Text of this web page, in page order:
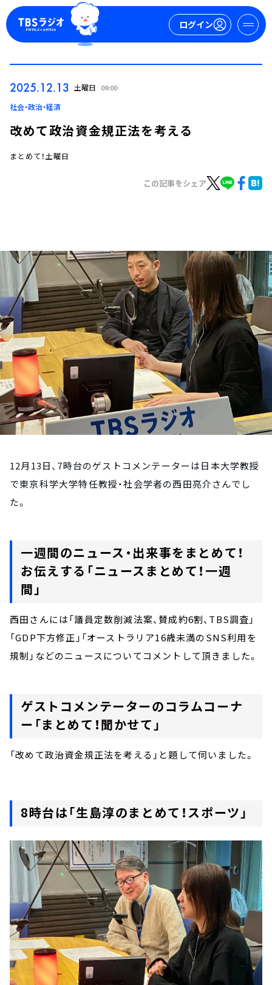
ログイン
トピックス
TBS Podcast
お知らせ
イベント・グッズ
YouTube
会社情報
2025.12.13 土曜日 09:00
社会・政治・経済
改めて政治資金規正法を考える
まとめて！土曜日
この記事をシェア
12月13日、7時台のゲストコメンテーターは日本大学教授
で東京科学大学特任教授・社会学者の西田亮介さんでし
た。
一週間のニュース・出来事をまとめて！
お伝えする「ニュースまとめて！一週
間」
西田さんには「議員定数削減法案、賛成約6割、TBS調査」
「GDP下方修正」「オーストラリア16歳未満のSNS利用を
規制」などのニュースについてコメントして頂きました。
ゲストコメンテーターのコラムコーナ
ー「まとめて！聞かせて」
「改めて政治資金規正法を考える」と題して伺いました。
8時台は「生島淳のまとめて！スポーツ」